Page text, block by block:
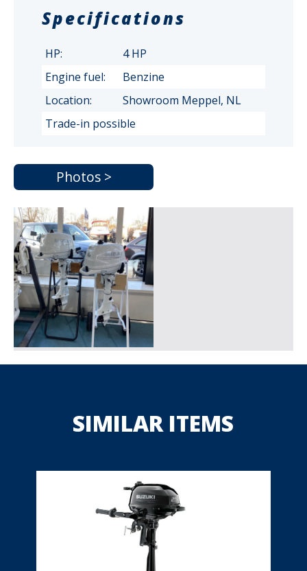
Specifications
HP:
4 HP
Engine fuel:
Benzine
Location:
Showroom Meppel, NL
Trade-in possible
Photos >
SIMILAR ITEMS